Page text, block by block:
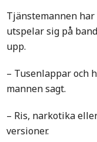
Tjänstemannen
utspelar sig på
upp.
– Tusenlappar och
mannen sagt.
– Ris, narkotika
versioner.